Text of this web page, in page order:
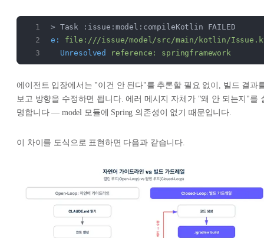
> Task :issue:model:compileKotlin FAILED
e:
file:///issue/model/src/main/kotlin/
  Unresolved
reference: springframework
에이전트 입장에서는 "이건 안 된다"를 추론할 필요 없이, 빌드 결과
보고 방향을 수정하면 됩니다. 에러 메시지 자체가 "왜 안 되는지"를
명합니다 — model 모듈에 Spring 의존성이 없기 때문입니다.
이 차이를 도식으로 표현하면 다음과 같습니다.